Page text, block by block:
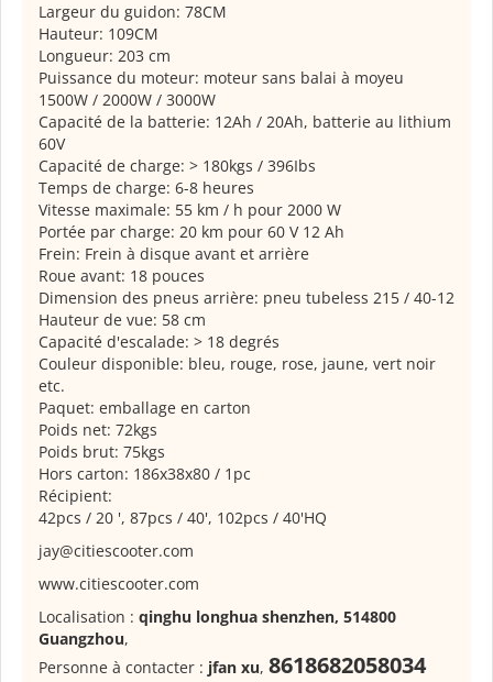
Largeur du guidon: 78CM
Hauteur: 109CM
Longueur: 203 cm
Puissance du moteur: moteur sans balai à moyeu
1500W / 2000W / 3000W
Capacité de la batterie: 12Ah / 20Ah, batterie au lithium
60V
Capacité de charge: > 180kgs / 396Ibs
Temps de charge: 6-8 heures
Vitesse maximale: 55 km / h pour 2000 W
Portée par charge: 20 km pour 60 V 12 Ah
Frein: Frein à disque avant et arrière
Roue avant: 18 pouces
Dimension des pneus arrière: pneu tubeless 215 / 40-12
Hauteur de vue: 58 cm
Capacité d'escalade: > 18 degrés
Couleur disponible: bleu, rouge, rose, jaune, vert noir
etc.
Paquet: emballage en carton
Poids net: 72kgs
Poids brut: 75kgs
Hors carton: 186x38x80 / 1pc
Récipient:
42pcs / 20 ', 87pcs / 40', 102pcs / 40'HQ
jay@citiescooter.com
www.citiescooter.com
Localisation : qinghu longhua shenzhen, 514800
Guangzhou,
Personne à contacter : jfan xu, 8618682058034